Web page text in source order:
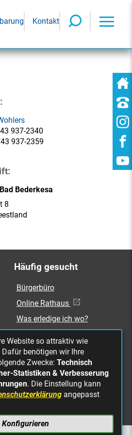
Kontakt
937-2340
937-2359
Bederkesa
8
Häufig gesucht
Bürgerbüro
Online Rathaus
Was erledige ich wo?
Mängelmeldung
Straßenbeleuchtung
defekt
Website so attraktiv wie
benötigen wir Ihre
Zwecke: Technisch
Statistiken & Verbesserung
. Die Einstellung kann
angepasst
Konfigurieren